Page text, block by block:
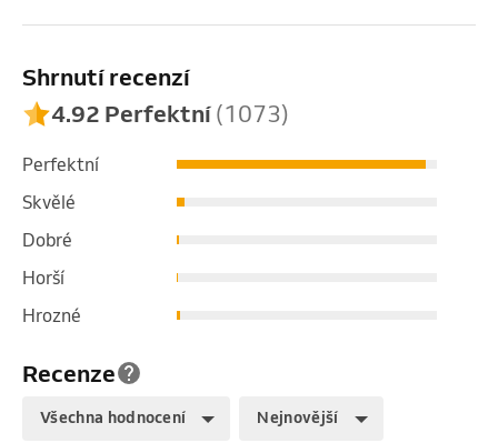
Recenze
Všechna hodnocení Nejnovější
Shrnutí recenzí
4.92 Perfektní(1073)
Perfektní
Skvělé
Dobré
Horší
Hrozné